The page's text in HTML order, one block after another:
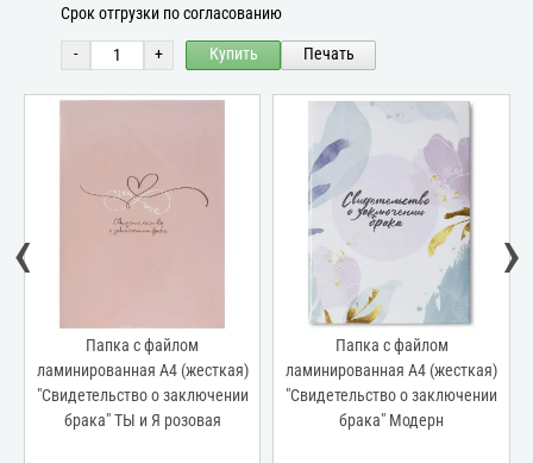
Срок отгрузки по согласованию
- + Купить Печать
Папка с файлом
ламинированная А4 (жесткая)
"Свидетельство о заключении
брака" ТЫ и Я розовая
Папка с файлом
ламинированная А4 (жесткая)
"Свидетельство о заключении
брака" Модерн
‹ ›